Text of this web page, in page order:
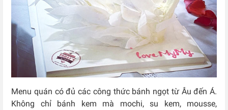
Menu quán có đủ các công thức bánh ngọt từ Âu đến Á.
Không chỉ bánh kem mà mochi, su kem, mousse,